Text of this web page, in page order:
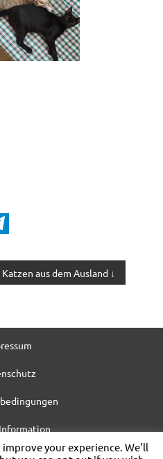
Katzen aus dem Ausland ↓
News von ThemeZee.
your experience. We'll